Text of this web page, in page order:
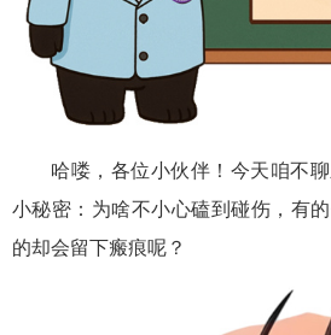
哈喽，各位小伙伴！今天咱不
小秘密：为啥不小心磕到碰伤，有
的却会留下瘢痕呢？